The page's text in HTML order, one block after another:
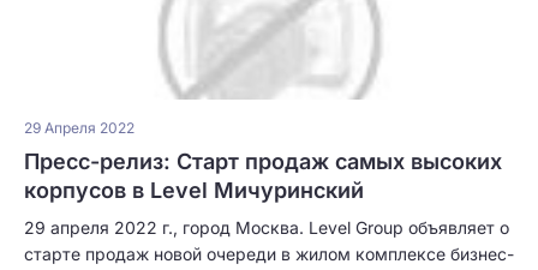
29 Апреля 2022
Пресс-релиз: Старт продаж самых высоких
корпусов в Level Мичуринский
29 апреля 2022 г., город Москва. Level Group объявляет о
старте продаж новой очереди в жилом комплексе бизнес-